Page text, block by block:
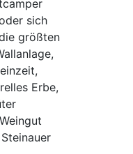
sich
größten
Erbe,